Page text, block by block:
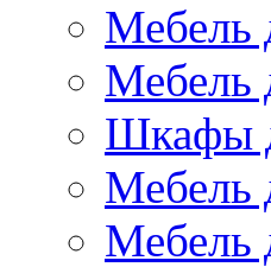
Мебель
Мебель
Шкафы
Мебель
Мебель